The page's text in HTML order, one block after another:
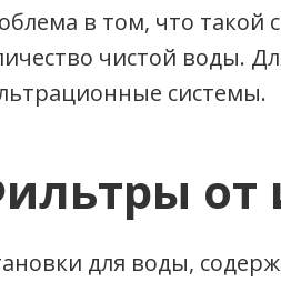
в том, что такой
чистой воды.
системы.
от
для воды,